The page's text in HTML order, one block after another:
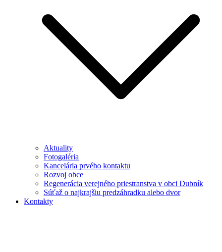
Aktuality
Fotogaléria
Kancelária prvého kontaktu
Rozvoj obce
Regenerácia verejného priestranstva v obci Dubník
Súťaž o najkrajšiu predzáhradku alebo dvor
Kontakty